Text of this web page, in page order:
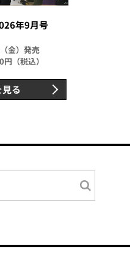
年9月号
金）発売
（税込）
る